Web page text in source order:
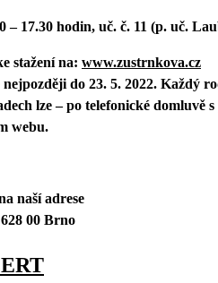
– 17.30 hodin, uč. č. 11 (p. uč.
stažení na: www.zustrnkova.cz
do 23. 5. 2022. Každý
lze – po telefonické
webu.
naší adrese
00 Brno